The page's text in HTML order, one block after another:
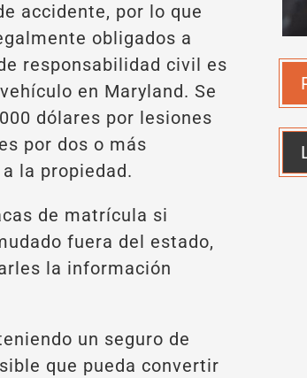
accidente, por lo que
obligados a
responsabilidad civil es
en Maryland. Se
dólares por lesiones
por dos o más
la propiedad.
de matrícula si
fuera del estado,
la información
un seguro de
que pueda convertir